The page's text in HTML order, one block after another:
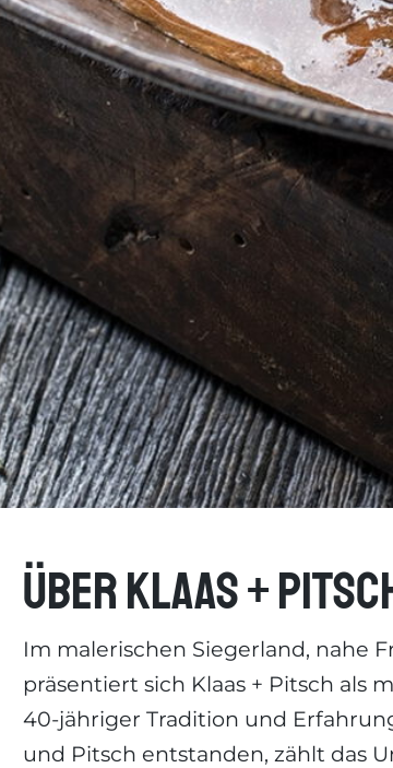
Über Klaas +
Im malerischen Siegerland, nahe
präsentiert sich Klaas + Pitsch
40-jähriger Tradition und
und Pitsch entstanden, zählt das